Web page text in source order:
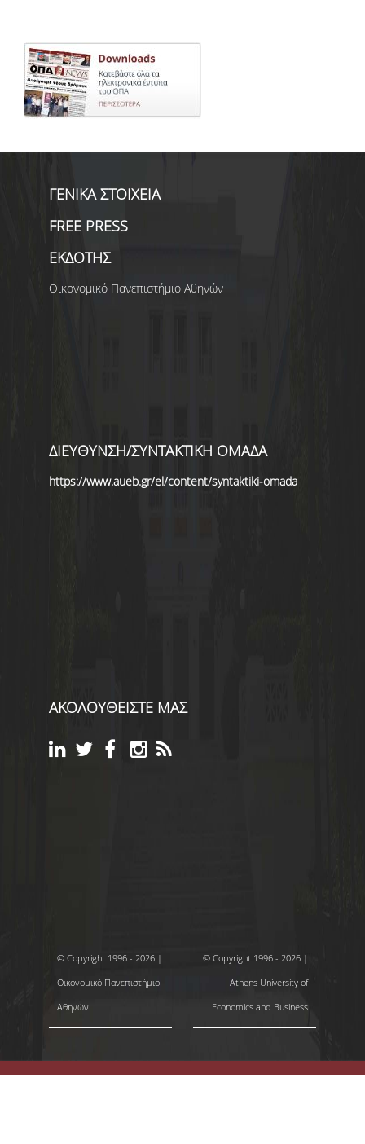
ΓΕΝΙΚΑ ΣΤΟΙΧΕΙΑ
FREE PRESS
ΕΚΔΟΤΗΣ
Οικονομικό Πανεπιστήμιο Αθηνών
ΔΙΕΥΘΥΝΣΗ/ΣΥΝΤΑΚΤΙΚΗ ΟΜΑΔΑ
https://www.aueb.gr/el/content/syntaktiki-omada
ΑΚΟΛΟΥΘΕΙΣΤΕ ΜΑΣ
© Copyright 1996 - 2026 |
Οικονομικό Πανεπιστήμιο
Αθηνών
© Copyright 1996 - 2026 |
Athens University of
Economics and Business